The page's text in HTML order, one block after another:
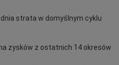
strata w domyślnym cyklu
zysków z ostatnich 14 okresów